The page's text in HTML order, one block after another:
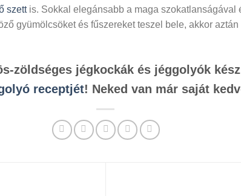
szettis. Sokkal elegánsabb a maga szokatlanságával
gyümölcsöket és fűszereket teszel bele, akkor
zöldséges jégkockák és jéggolyók
receptjét! Neked van már saját